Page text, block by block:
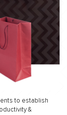
to establish
&